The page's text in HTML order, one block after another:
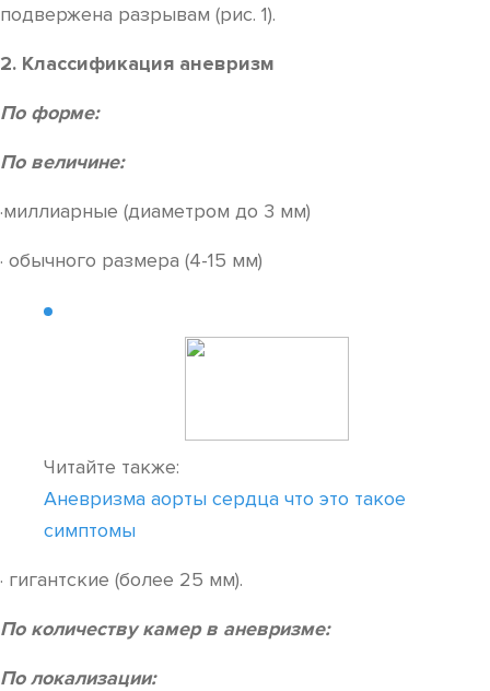
подвержена разрывам (рис. 1).
2. Классификация аневризм
По форме:
По величине:
·миллиарные (диаметром до 3 мм)
· обычного размера (4-15 мм)
Читайте также:
Аневризма аорты сердца что это такое
симптомы
· гигантские (более 25 мм).
По количеству камер в аневризме:
По локализации: